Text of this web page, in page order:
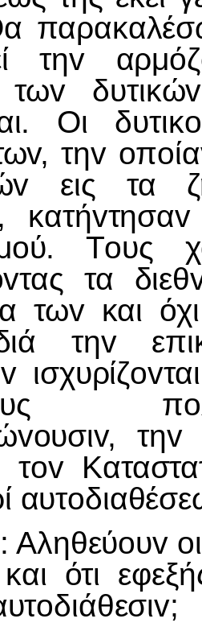
τηv
τωv
Οι
τηv
εις τα
Τoυς
τα
τωv και
διά τηv
τov
oι
και ότι